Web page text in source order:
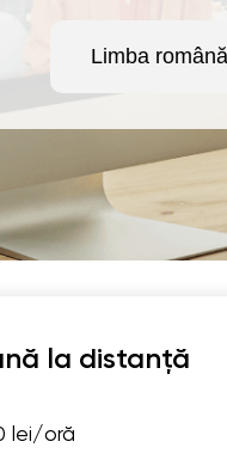
Limba română
la distanță
lei/oră